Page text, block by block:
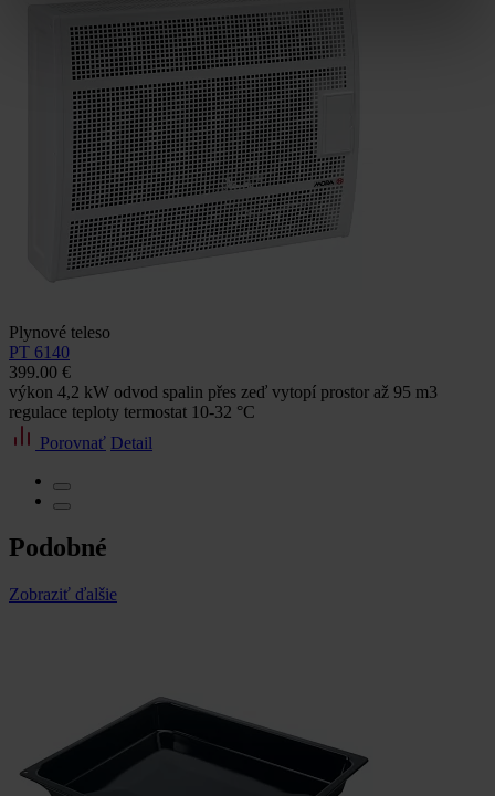
Plynové teleso
PT 6140
399.00 €
výkon 4,2 kW odvod spalin přes zeď vytopí prostor až 95 m3
regulace teploty termostat 10-32 °C
Porovnať Detail
Podobné
Zobraziť ďalšie